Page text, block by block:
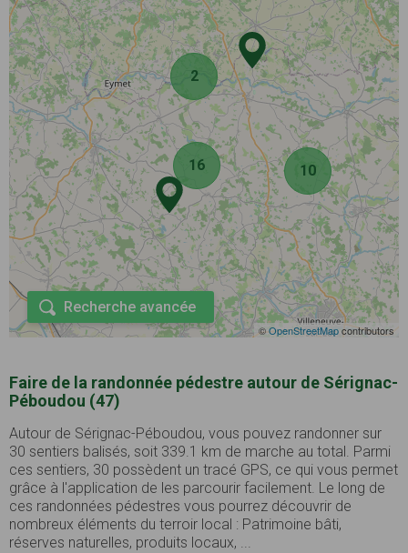
2
10
16
©OpenStreetMapcontributors
Recherche avancée
Faire de la randonnée pédestre autour de Sérignac-
Péboudou (47)
Autour de Sérignac-Péboudou, vous pouvez randonner sur
30 sentiers balisés, soit 339.1 km de marche au total. Parmi
ces sentiers, 30 possèdent un tracé GPS, ce qui vous permet
grâce à l'application de les parcourir facilement. Le long de
ces randonnées pédestres vous pourrez découvrir de
nombreux éléments du terroir local : Patrimoine bâti,
réserves naturelles, produits locaux, ...